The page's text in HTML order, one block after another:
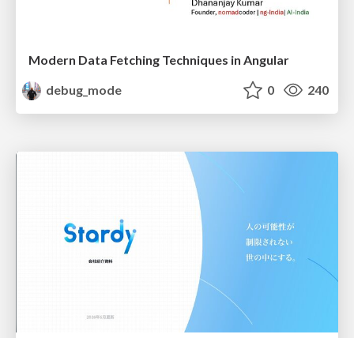
Modern Data Fetching Techniques in Angular
debug_mode
0 240